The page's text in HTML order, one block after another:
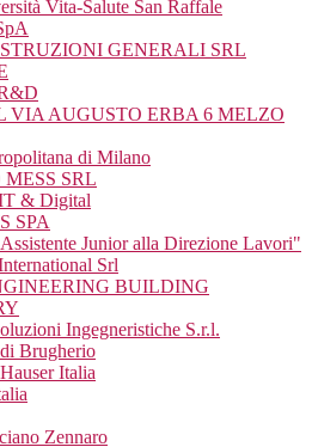
Vita-Salute San Raffale
GENERALI SRL
VIA AUGUSTO ERBA 6 MELZO
di Milano
SRL
IT & Digital
SPA
Junior alla Direzione Lavori"
Srl
BUILDING
Ingegneristiche S.r.l.
Brugherio
Italia
Zennaro